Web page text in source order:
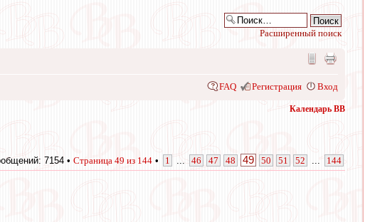
Расширенный поиск
FAQ Регистрация Вход
Календарь ВВ
7154 • Страница 49 из 144 • 1 46 47 48 49 50 51 52 144